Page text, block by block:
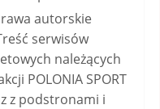
autorskie
serwisów
należących
POLONIA SPORT
z podstronami i